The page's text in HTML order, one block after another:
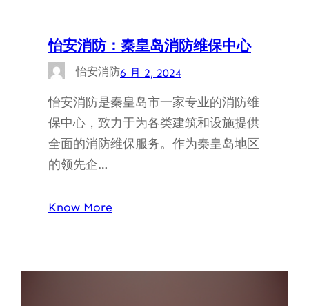
怡安消防：秦皇岛消防维保中心
怡安消防6 月 2, 2024
怡安消防是秦皇岛市一家专业的消防维
保中心，致力于为各类建筑和设施提供
全面的消防维保服务。作为秦皇岛地区
的领先企…
Know More